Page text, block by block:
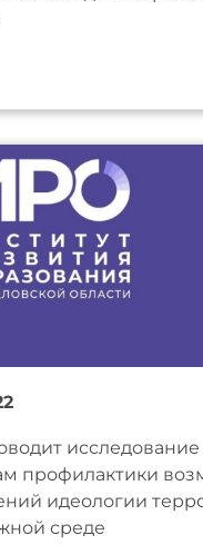
исследование
профилактики
идеологии
среде